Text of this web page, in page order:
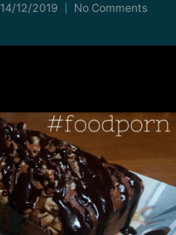
14/12/2019 No Comments